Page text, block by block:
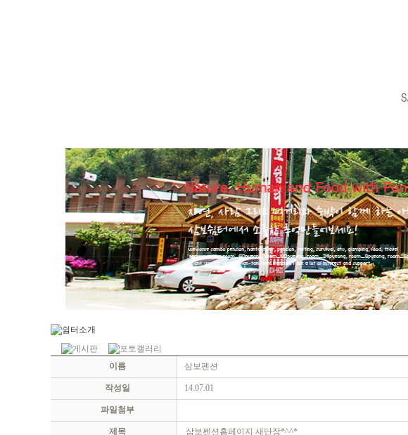
이름 삼보펜션
작성일 14.07.01
파일첨부
제목 삼보펜션홈페이지 새단장*^^*